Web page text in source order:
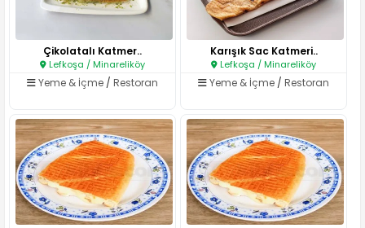
Çikolatalı Katmer..
Lefkoşa / Minareliköy
Yeme & İçme / Restoran
Karışık Sac Katmeri..
Lefkoşa / Minareliköy
Yeme & İçme /Restoran